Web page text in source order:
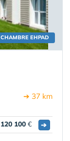
CHAMBRE EHPAD
➔ 37 km
120 100 € ➔